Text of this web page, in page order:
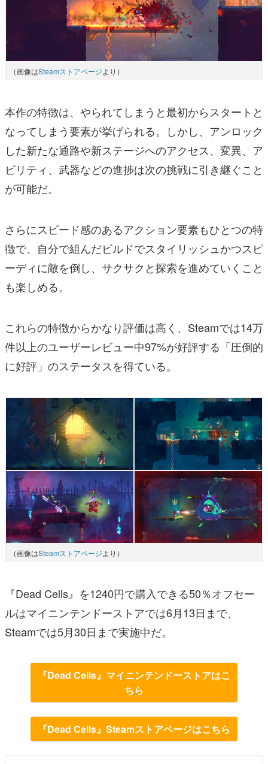
（画像はSteamストアページより）
本作の特徴は、やられてしまうと最初からスタートと
なってしまう要素が挙げられる。しかし、アンロック
した新たな通路や新ステージへのアクセス、変異、ア
ビリティ、武器などの進捗は次の挑戦に引き継ぐこと
が可能だ。
さらにスピード感のあるアクション要素もひとつの特
徴で、自分で組んだビルドでスタイリッシュかつスピ
ーディに敵を倒し、サクサクと探索を進めていくこと
も楽しめる。
これらの特徴からかなり評価は高く、Steamでは14万
件以上のユーザーレビュー中97%が好評する「圧倒的
に好評」のステータスを得ている。
（画像はSteamストアページより）
『Dead Cells』を1240円で購入できる50％オフセー
ルはマイニンテンドーストアでは6月13日まで、
Steamでは5月30日まで実施中だ。
『Dead Cells』マイニンテンドーストアはこ
ちら
『Dead Cells』Steamストアページはこちら